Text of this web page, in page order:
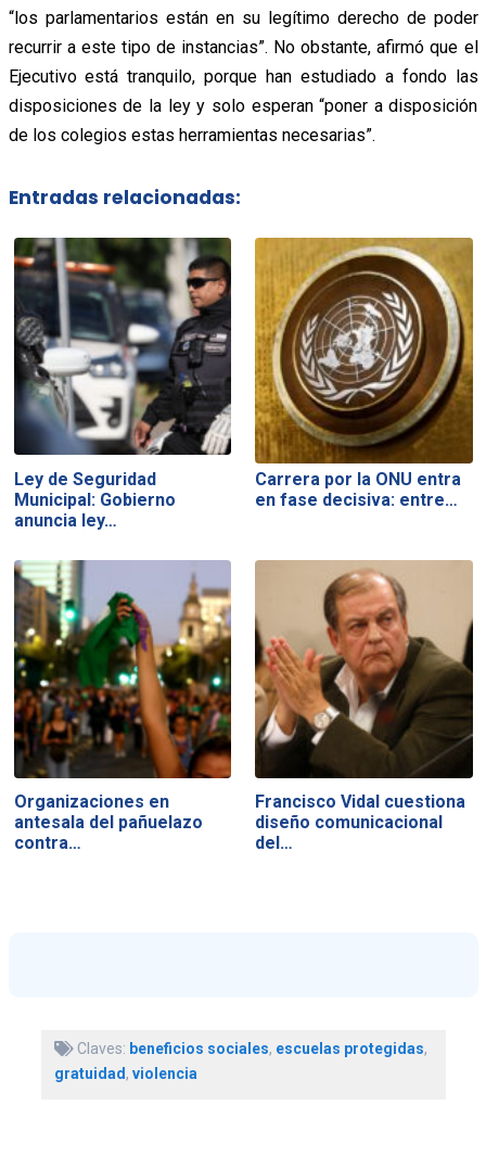
“los parlamentarios están en su legítimo derecho de poder
recurrir a este tipo de instancias”. No obstante, afirmó que el
Ejecutivo está tranquilo, porque han estudiado a fondo las
disposiciones de la ley y solo esperan “poner a disposición
de los colegios estas herramientas necesarias”.
Entradas relacionadas:
Ley de Seguridad
Municipal: Gobierno
anuncia ley…
Carrera por la ONU entra
en fase decisiva: entre…
Organizaciones en
antesala del pañuelazo
contra…
Francisco Vidal cuestiona
diseño comunicacional
del…
Claves: beneficios sociales, escuelas protegidas,
gratuidad, violencia